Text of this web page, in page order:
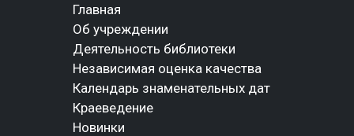
Главная
Об учреждении
Деятельность библиотеки
Независимая оценка качества
Календарь знаменательных дат
Краеведение
Новинки